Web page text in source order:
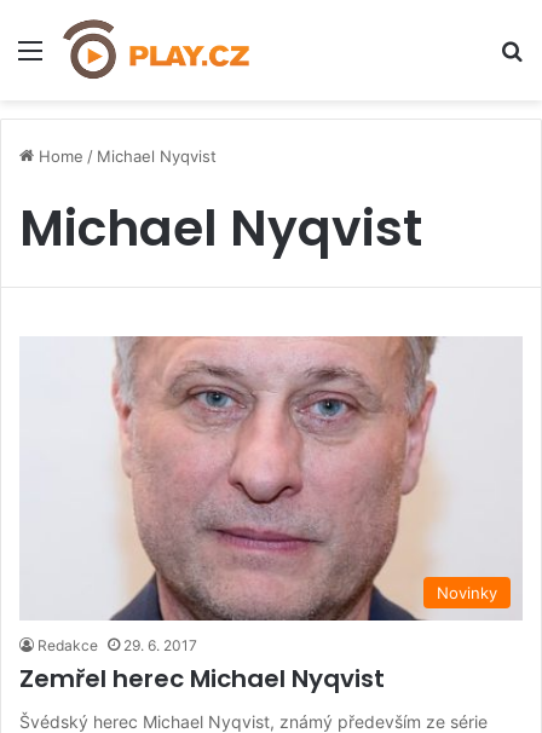
Menu
Home / Michael Nyqvist
Michael Nyqvist
Novinky
Redakce 29. 6. 2017
Zemřel herec Michael Nyqvist
Švédský herec Michael Nyqvist, známý především ze série